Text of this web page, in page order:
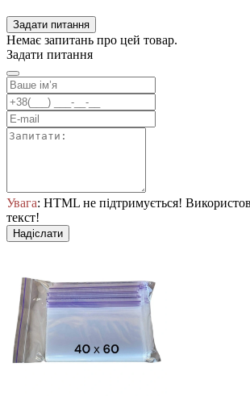
Задати питання
Немає запитань про цей товар.
Задати питання
Увага: HTML не підтримується!
текст!
Надіслати